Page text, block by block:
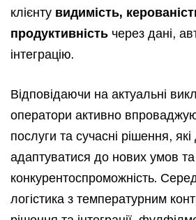
клієнту видимість,
продуктивність через дані,
інтеграцію.
Відповідаючи на актуальні
оператори активно
послуги та сучасні рішення,
адаптуватися до нових умов
конкурентоспроможність.
логістика з температурним